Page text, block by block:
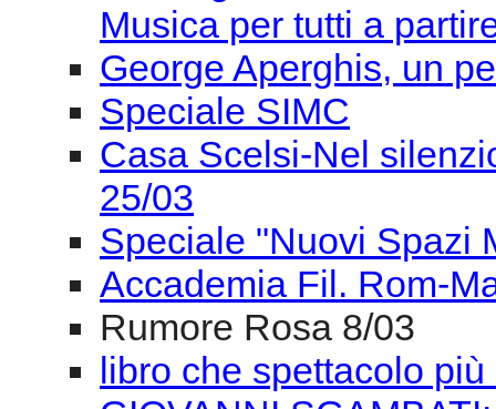
Musica per tutti a
George Aperghis, un
Speciale SIMC
Casa Scelsi-Nel
25/03
Speciale "Nuovi Spazi
Accademia Fil. Rom-
Rumore Rosa 8/03
libro che spettacolo